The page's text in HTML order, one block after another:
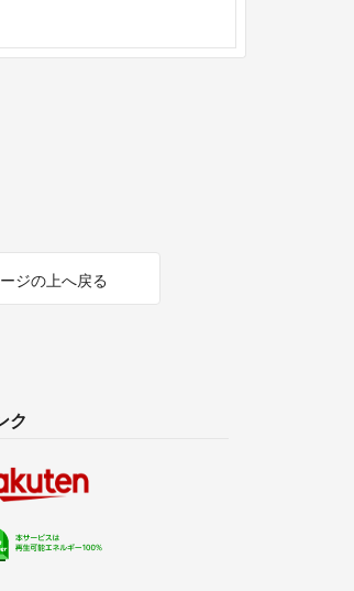
ジの上へ戻る
ク